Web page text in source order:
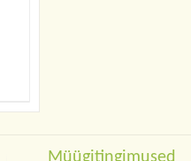
Müügitingimused